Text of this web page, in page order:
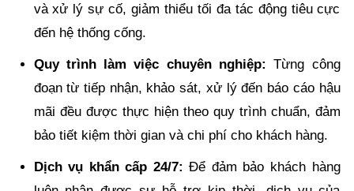
và xử lý sự cố, giảm thiểu tối đa tác động tiêu cực
đến hệ thống cống.
Quy trình làm việc chuyên nghiệp: Từng công
đoạn từ tiếp nhận, khảo sát, xử lý đến báo cáo hậu
mãi đều được thực hiện theo quy trình chuẩn, đảm
bảo tiết kiệm thời gian và chi phí cho khách hàng.
Dịch vụ khẩn cấp 24/7: Để đảm bảo khách hàng